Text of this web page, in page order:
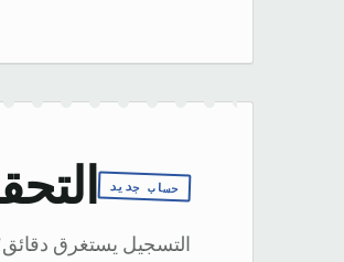
حساب جديد
التسجيل يستغرق